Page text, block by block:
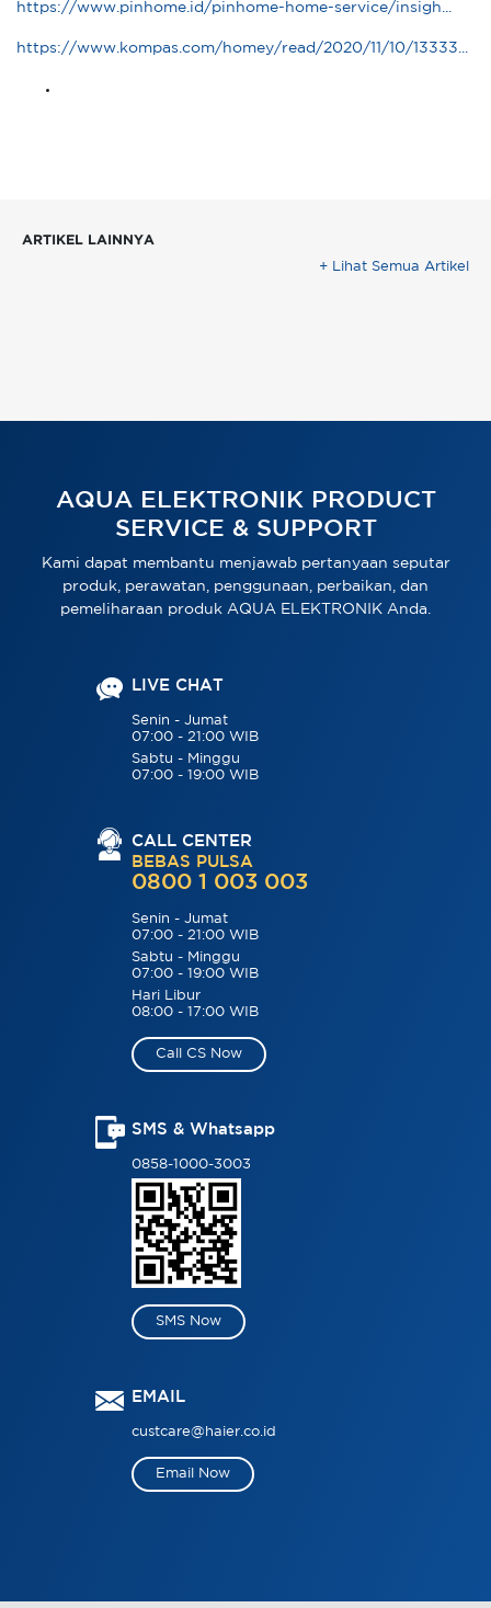
https://www.pinhome.id/pinhome-home-service/insigh...
https://www.kompas.com/homey/read/2020/11/10/13333...
ARTIKEL LAINNYA
+ Lihat Semua Artikel
AQUA ELEKTRONIK PRODUCT
SERVICE & SUPPORT
Kami dapat membantu menjawab pertanyaan seputar
produk, perawatan, penggunaan, perbaikan, dan
pemeliharaan produk AQUA ELEKTRONIK Anda.
LIVE CHAT
Senin - Jumat
07:00 - 21:00 WIB
Sabtu - Minggu
07:00 - 19:00 WIB
CALL CENTER
BEBAS PULSA
0800 1 003 003
Senin - Jumat
07:00 - 21:00 WIB
Sabtu - Minggu
07:00 - 19:00 WIB
Hari Libur
08:00 - 17:00 WIB
Call CS Now
SMS & Whatsapp
0858-1000-3003
SMS Now
EMAIL
custcare@haier.co.id
Email Now